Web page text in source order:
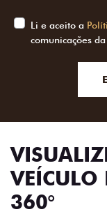
Li e aceito a
comunicações
VEÍCULO
360°